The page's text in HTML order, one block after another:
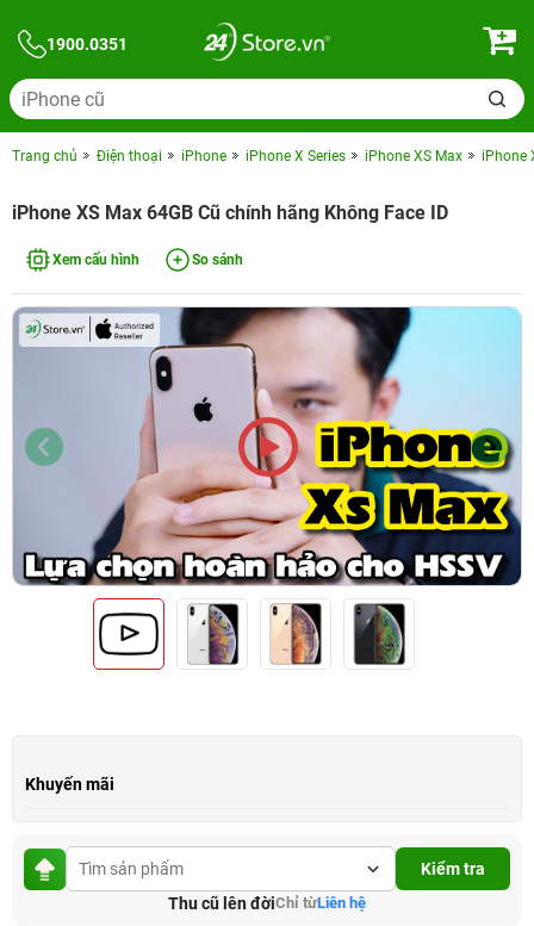
1900.0351
Trang chủ Điện thoại iPhone iPhone X Series iPhone XS Max iPhone
iPhone XS Max 64GB Cũ chính hãng Không Face ID
Xem cấu hình So sánh
Khuyến mãi
Kiểm tra
Thu cũ lên đờiChỉ từLiên hệ